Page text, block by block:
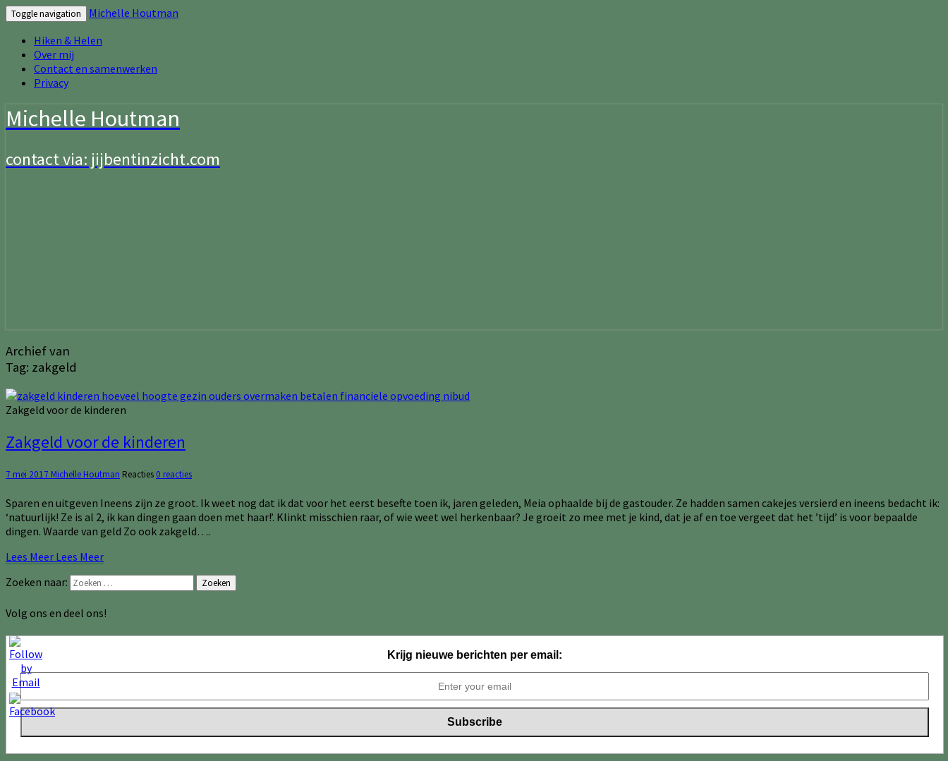
Toggle navigation
Michelle Houtman
Hiken & Helen
Over mij
Contact en samenwerken
Privacy
Michelle Houtman
contact via: jijbentinzicht.com
Archief van
Tag: zakgeld
Zakgeld voor de kinderen
Zakgeld voor de kinderen
7 mei 2017 Michelle Houtman Reacties 0 reacties
Sparen en uitgeven Ineens zijn ze groot. Ik weet nog dat ik dat voor het eerst besefte toen ik, jaren geleden, Meia ophaalde bij de gastouder. Ze hadden samen cakejes versierd en ineens bedacht ik:
‘natuurlijk! Ze is al 2, ik kan dingen gaan doen met haar!’. Klinkt misschien raar, of wie weet wel herkenbaar? Je groeit zo mee met je kind, dat je af en toe vergeet dat het ’tijd’ is voor bepaalde
dingen. Waarde van geld Zo ook zakgeld….
Lees Meer Lees Meer
Zoeken naar:
Zoeken
Volg ons en deel ons!
Krijg nieuwe berichten per email: